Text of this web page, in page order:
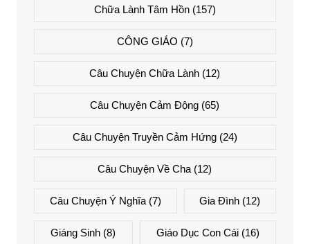
Chữa Lành Tâm Hồn(157)
CÔNG GIÁO (7)
Câu Chuyện Chữa Lành (12)
Câu Chuyện Cảm Động (65)
Câu Chuyện Truyền Cảm Hứng(24)
Câu Chuyện Về Cha (12)
Câu Chuyện Ý Nghĩa(7) Gia Đình (12)
Giáng Sinh (8) Giáo Dục Con Cái(16)